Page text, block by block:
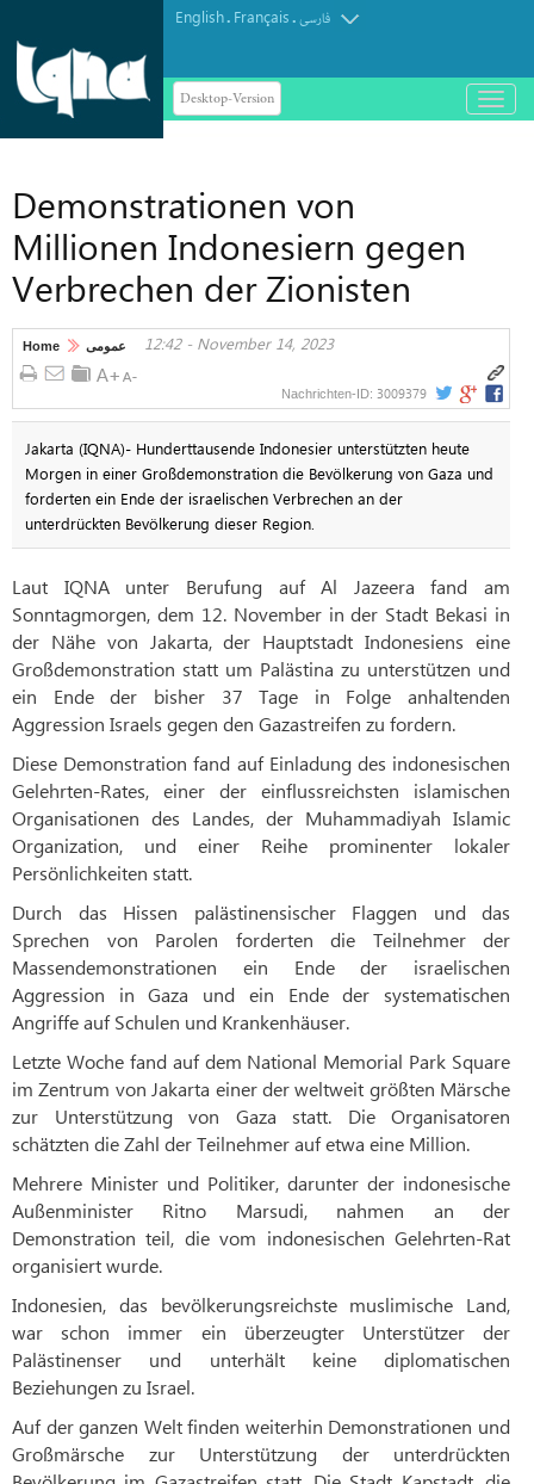
English. Français.فارسی
Desktop-Version
باز
و
Demonstrationen von
Millionen Indonesiern gegen
Verbrechen der Zionisten
Home عمومی 12:42 - November 14, 2023
Nachrichten-ID: 3009379
Jakarta (IQNA)- Hunderttausende Indonesier unterstützten heute
Morgen in einer Großdemonstration die Bevölkerung von Gaza und
forderten ein Ende der israelischen Verbrechen an der
unterdrückten Bevölkerung dieser Region.
Laut IQNA unter Berufung auf Al Jazeera fand am
Sonntagmorgen, dem 12. November in der Stadt Bekasi in
der Nähe von Jakarta, der Hauptstadt Indonesiens eine
Großdemonstration statt um Palästina zu unterstützen und
ein Ende der bisher 37 Tage in Folge anhaltenden
Aggression Israels gegen den Gazastreifen zu fordern.
Diese Demonstration fand auf Einladung des indonesischen
Gelehrten-Rates, einer der einflussreichsten islamischen
Organisationen des Landes, der Muhammadiyah Islamic
Organization, und einer Reihe prominenter lokaler
Persönlichkeiten statt.
Durch das Hissen palästinensischer Flaggen und das
Sprechen von Parolen forderten die Teilnehmer der
Massendemonstrationen ein Ende der israelischen
Aggression in Gaza und ein Ende der systematischen
Angriffe auf Schulen und Krankenhäuser.
Letzte Woche fand auf dem National Memorial Park Square
im Zentrum von Jakarta einer der weltweit größten Märsche
zur Unterstützung von Gaza statt. Die Organisatoren
schätzten die Zahl der Teilnehmer auf etwa eine Million.
Mehrere Minister und Politiker, darunter der indonesische
Außenminister Ritno Marsudi, nahmen an der
Demonstration teil, die vom indonesischen Gelehrten-Rat
organisiert wurde.
Indonesien, das bevölkerungsreichste muslimische Land,
war schon immer ein überzeugter Unterstützer der
Palästinenser und unterhält keine diplomatischen
Beziehungen zu Israel.
Auf der ganzen Welt finden weiterhin Demonstrationen und
Großmärsche zur Unterstützung der unterdrückten